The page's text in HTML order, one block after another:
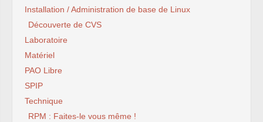
Installation / Administration de base de Linux
Découverte de CVS
Laboratoire
Matériel
PAO Libre
SPIP
Technique
RPM : Faites-le vous même !